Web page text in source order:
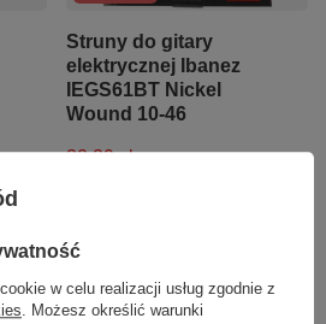
Struny do gitary
elektrycznej Ibanez
IEGS61BT Nickel
Wound 10-46
32,39 zł
+ Dodaj do porównania
w celu realizacji usług zgodnie z
. Możesz określić warunki